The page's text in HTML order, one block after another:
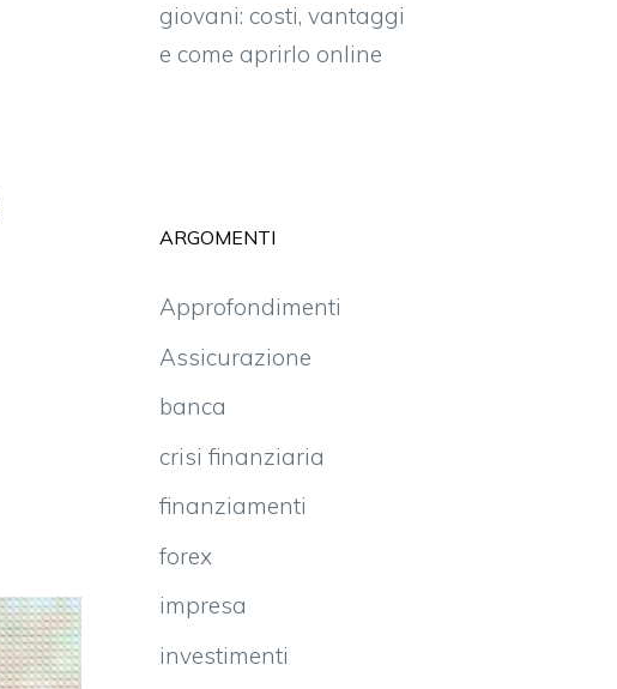
giovani: costi, vantaggi
e come aprirlo online
ARGOMENTI
Approfondimenti
Assicurazione
banca
crisi finanziaria
finanziamenti
forex
impresa
investimenti